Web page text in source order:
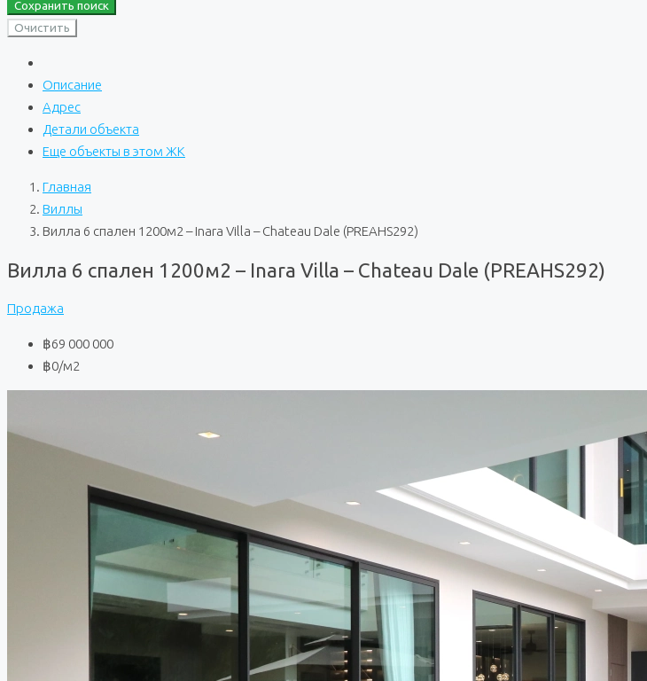
Сохранить поиск
Очистить
Описание
Адрес
Детали объекта
Еще объекты в этом ЖК
Главная
Виллы
Вилла 6 спален 1200м2 – Inara Villa – Chateau Dale (PREAHS292)
Вилла 6 спален 1200м2 – Inara Villa – Chateau Dale (PREAHS292)
Продажа
฿69 000 000
฿0/м2